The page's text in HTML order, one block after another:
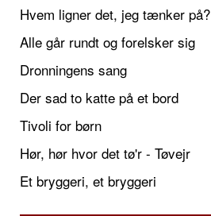
Hvem ligner det, jeg tænker på?
Alle går rundt og forelsker sig
Dronningens sang
Der sad to katte på et bord
Tivoli for børn
Hør, hør hvor det tø'r - Tøvejr
Et bryggeri, et bryggeri